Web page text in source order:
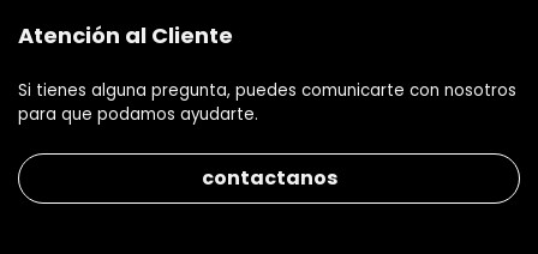
Atención al Cliente
Si tienes alguna pregunta, puedes comunicarte con nosotros
para que podamos ayudarte.
contactanos